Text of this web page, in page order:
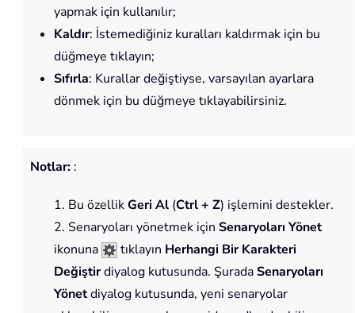
yapmak için kullanılır;
Kaldır: İstemediğiniz kuralları kaldırmak için bu
düğmeye tıklayın;
Sıfırla: Kurallar değiştiyse, varsayılan ayarlara
dönmek için bu düğmeye tıklayabilirsiniz.
Notlar: :
1. Bu özellikGeri Al (Ctrl + Z) işlemini destekler.
2. Senaryoları yönetmek için Senaryoları Yönet
ikonuna
tıklayın Herhangi Bir Karakteri
Değiştirdiyalog kutusunda. ŞuradaSenaryoları
Yönetdiyalog kutusunda, yeni senaryolar